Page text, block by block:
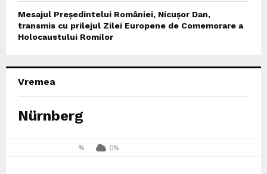
Mesajul Președintelui României, Nicușor Dan,
transmis cu prilejul Zilei Europene de Comemorare a
Holocaustului Romilor
Vremea
Nürnberg
% 0%